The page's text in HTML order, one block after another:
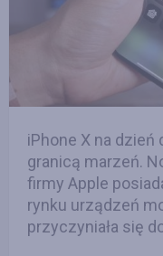
iPhone X na
granicą marzeń.
firmy Apple
rynku urządzeń
przyczyniała się